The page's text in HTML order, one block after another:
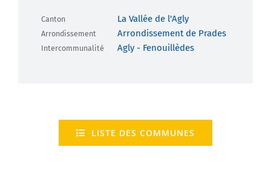
Canton La Vallée de l'Agly
Arrondissement Arrondissement de Prades
Intercommunalité Agly - Fenouillèdes
LISTE DES COMMUNES